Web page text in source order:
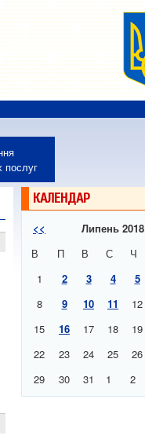
послуг
КАЛЕНДАР
<< Липень 2018
В
П В С Ч
1
2 3 4 5
8
9 10 11 12
15
16 17 18 19
22
23 24 25 26
29
30 31 1 2